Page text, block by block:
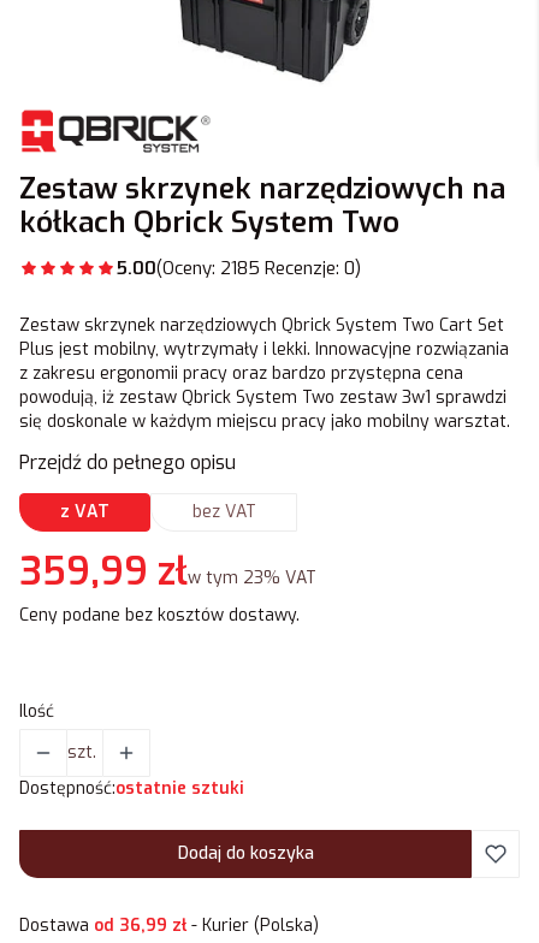
Zestaw skrzynek narzędziowych na
kółkach Qbrick System Two
5.00(Oceny: 2185 Recenzje: 0)
Zestaw skrzynek narzędziowych Qbrick System Two Cart Set
Plus jest mobilny, wytrzymały i lekki. Innowacyjne rozwiązania
z zakresu ergonomii pracy oraz bardzo przystępna cena
powodują, iż zestaw Qbrick System Two zestaw 3w1 sprawdzi
się doskonale w każdym miejscu pracy jako mobilny warsztat.
Przejdź do pełnego opisu
z VAT bez VAT
Cena
359,99 złw tym 23% VAT
w tym 23% VAT
Ceny podane bez kosztów dostawy.
Ilość
szt.
Dostępność:ostatnie sztuki
Dodaj do koszyka
Dostawa od 36,99 zł- Kurier (Polska)